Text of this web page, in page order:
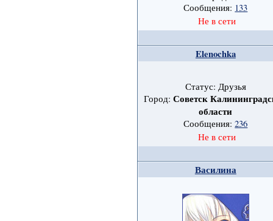
Сообщения: 133
Не в сети
Elenochka
Статус: Друзья
Город: Советск
области
Сообщения:236
Не в сети
Василина